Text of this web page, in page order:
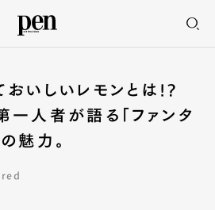
おいしいレモンとは!?
一人者が語る「ファンタ
魅力。